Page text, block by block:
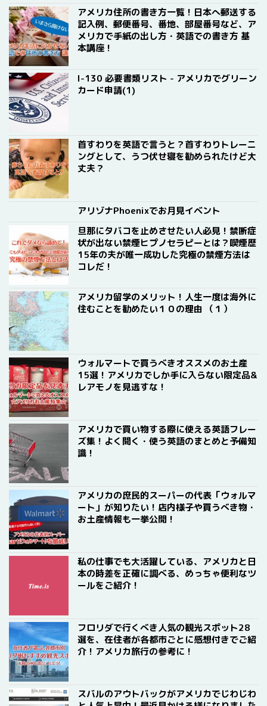
アメリカ住所の書き方一覧！日本へ郵送する
記入例、郵便番号、番地、部屋番号など、ア
メリカで手紙の出し方・英語での書き方 基
本講座！
I-130 必要書類リスト - アメリカでグリーン
カード申請(1)
首すわりを英語で言うと？首すわりトレーニ
ングとして、うつ伏せ寝を勧められたけど大
丈夫？
アリゾナPhoenixでお月見イベント
旦那にタバコを止めさせたい人必見！禁断症
状が出ない禁煙ヒプノセラピーとは？喫煙歴
15年の夫が唯一成功した究極の禁煙方法は
コレだ！
アメリカ留学のメリット！人生一度は海外に
住むことを勧めたい１０の理由 （１）
ウォルマートで買うべきオススメのお土産
15選！アメリカでしか手に入らない限定品&
レアモノを見逃すな！
アメリカで買い物する際に使える英語フレー
ズ集！よく聞く・使う英語のまとめと予備知
識！
アメリカの庶民的スーパーの代表「ウォルマ
ート」が知りたい！店内様子や買うべき物・
お土産情報も一挙公開！
私の仕事でも大活躍している、アメリカと日
本の時差を正確に調べる、めっちゃ便利なツ
ールをご紹介！
フロリダで行くべき人気の観光スポット28
選を、在住者が各都市ごとに感想付きでご紹
介！アメリカ旅行の参考に！
スバルのアウトバックがアメリカでじわじわ